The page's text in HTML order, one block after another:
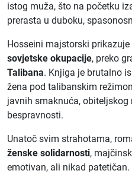
istog muža, što na početku
prerasta u duboku,
Hosseini majstorski
sovjetske okupacije, preko
Talibana. Knjiga je brutalno
žena pod talibanskim
javnih smaknuća,
bespravnosti.
Unatoč svim strahotama,
ženske solidarnosti,
emotivan, ali nikad patetičan.